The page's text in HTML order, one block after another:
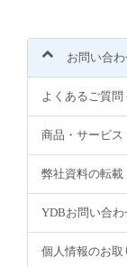
お問い合
よくあるご質問
商品・サービス
弊社資料の転載
YDBお問い合わ
個人情報のお取